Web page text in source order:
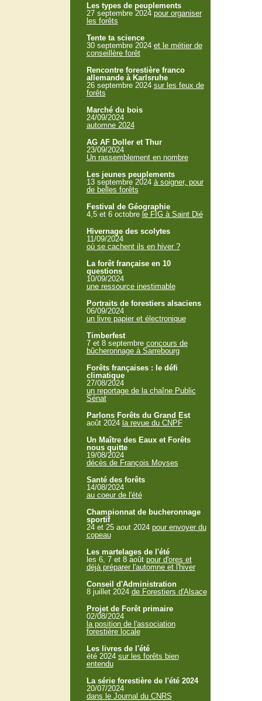
Les types de peuplements
27 septembre 2024 pour organiser
les forêts
Tente ta science
30 septembre 2024 et le métier de
conseillère forêt
Rencontre forestière franco
allemande à Karlsruhe
26 septembre 2024 sur les feux de
forêts
Marché du bois
24/09/2024
automne 2024
AG AF Doller et Thur
23/09/2024
Un rassemblement en nombre
Les jeunes peuplements
13 septembre 2024 à soigner, pour
de belles forêts
Festival de Géographie
4,5 et 6 octobre le FIG à Saint Dié
Hivernage des scolytes
11/09/2024
où se cachent ils en hiver ?
La forêt française en 10
questions
10/09/2024
une ressource inestimable
Portraits de forestiers alsaciens
06/09/2024
un livre papier et électronique
Timberfest
7 et 8 septembre concours de
bûcheronnage à Sarrebourg
Forêts françaises : le défi
climatique
27/08/2024
un reportage de la chaîne Public
Sénat
Parlons Forêts du Grand Est
août 2024 la revue du CNPF
Un Maître des Eaux et Forêts
nous quitte
19/08/2024
décès de François Moyses
Santé des forêts
14/08/2024
au coeur de l'été
Championnat de bucheronnage
sportif
24 et 25 aout 2024 pour envoyer du
copeau
Les martelages de l'été
les 6, 7 et 8 août pour d'ores et
déjà préparer l'automne et l'hiver
Conseil d'Administration
8 juillet 2024 de Forestiers d'Alsace
Projet de Forêt primaire
02/08/2024
la position de l'association
forestière locale
Les livres de l'été
été 2024 sur les forêts bien
entendu
La série forestière de l'été 2024
20/07/2024
dans le Journal du CNRS